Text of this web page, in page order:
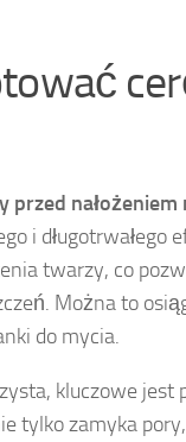
przed nałożeniem
i długotrwałego
twarzy, co
Można to
do mycia.
kluczowe
tylko zamyka